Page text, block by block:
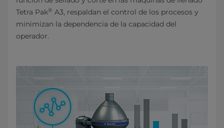
Tetra Pak® A3, respaldan el control de los procesos y
minimizan la dependencia de la capacidad del
operador.